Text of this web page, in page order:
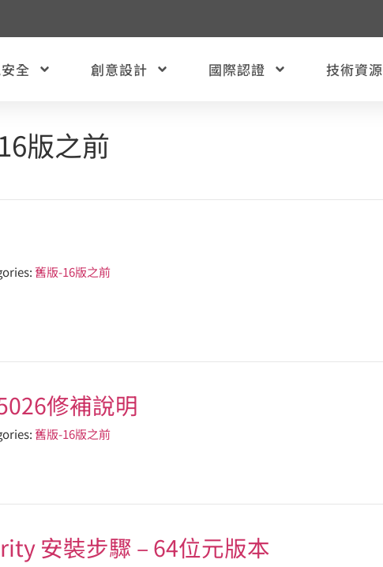
全 創意設計 國際認證 技術資源
版之前
舊版-16版之前
修補說明
舊版-16版之前
安裝步驟 – 64位元版本